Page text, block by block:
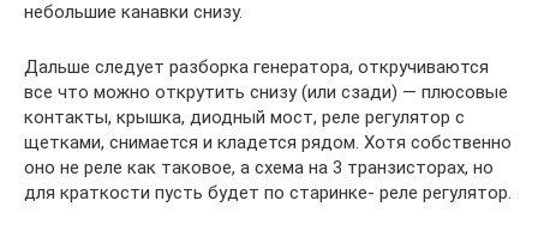
небольшие канавки снизу.
Дальше следует разборка генератора, откручиваются
все что можно открутить снизу (или сзади) — плюсовые
контакты, крышка, диодный мост, реле регулятор с
щетками, снимается и кладется рядом. Хотя собственно
оно не реле как таковое, а схема на 3 транзисторах, но
для краткости пусть будет по старинке- реле регулятор.